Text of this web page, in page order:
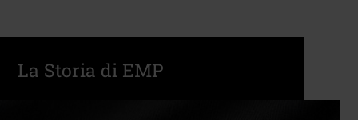
La Storia di EMP